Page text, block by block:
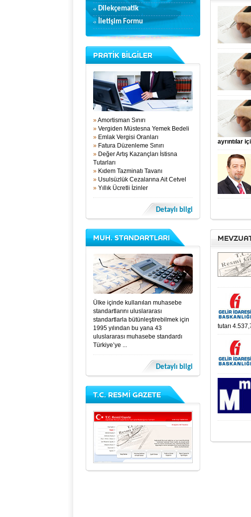
Dilekçematik
İletişim Formu
PRATİK BİLGİLER
»Amortisman Sınırı
» Vergiden Müstesna Yemek Bedeli
» Emlak Vergisi Oranları
» Fatura Düzenleme Sınırı
» Değer Artış Kazançları İstisna
Tutarları
» Kıdem Tazminatı Tavanı
» Usulsüzlük Cezalarına Ait Cetvel
» Yıllık Ücretli İzinler
Detaylı bilgi
MUH. STANDARTLARI
Ülke içinde kullanılan muhasebe
standartlarını uluslararası
standartlarla bütünleştirebilmek için
1995 yılından bu yana 43
uluslararası muhasebe standardı
Türkiye’ye ...
Detaylı bilgi
T.C. RESMİ GAZETE
ayrıntılar
tutarı